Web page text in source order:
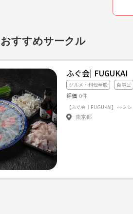
すすめサークル
ふぐ会| FUGUKAI
グルメ・料理全般 食事会
評価 0件
東京都